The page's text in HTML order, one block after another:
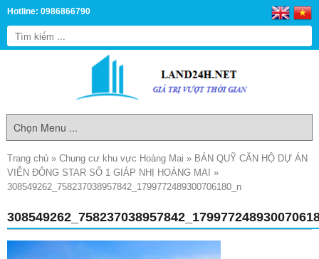
Hotline: 0986866790
Trang chủ » Chung cư khu vực Hoàng Mai » BÁN QUỸ CĂN HỘ DỰ ÁN
VIỄN ĐÔNG STAR SỐ 1 GIÁP NHỊ HOÀNG MAI »
308549262_758237038957842_1799772489300706180_n